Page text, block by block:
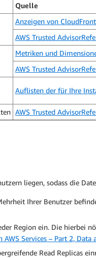
Quelle
Anzeigen von
AWS Trusted
Metriken und
AWS Trusted
Auflisten der für Ihre
AWS Trusted
liegen, sodass die
Ihrer Benutzer
Region ein. Die hierbei
Services – Part 2, Data
Read Replicas